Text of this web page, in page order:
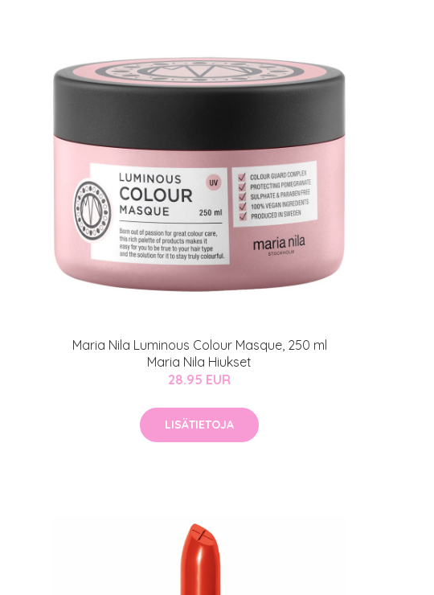
Maria Nila Luminous Colour Masque, 250 ml
Maria Nila Hiukset
28.95 EUR
LISÄTIETOJA